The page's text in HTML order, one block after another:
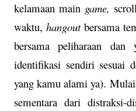
kelamaan main game,
waktu, hangout bersama
bersama peliharaan
identifikasi sendiri sesuai
yang kamu alami ya).
sementara dari distraksi-